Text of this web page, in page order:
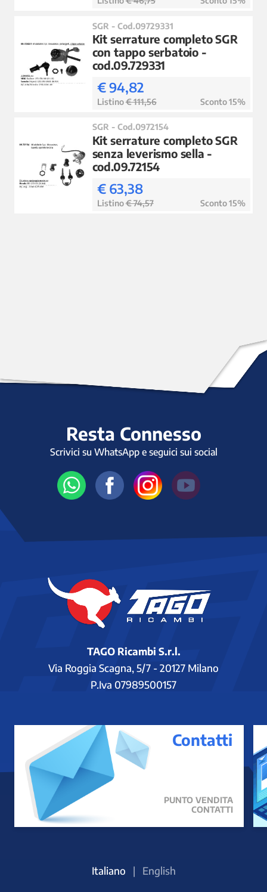
SGR - Cod.09729331
Kit serrature completo SGR
con tappo serbatoio -
cod.09.729331
€ 94,82
Listino€ 111,56 Sconto 15%
SGR - Cod.0972154
Kit serrature completo SGR
senza leverismo sella -
cod.09.72154
€ 63,38
Listino€ 74,57 Sconto 15%
Resta Connesso
Scrivici su WhatsApp e seguici sui social
TAGO Ricambi S.r.l.
Via Roggia Scagna, 5/7 - 20127 Milano
P.Iva 07989500157
Contatti
PUNTO VENDITA
CONTATTI
Italiano | English